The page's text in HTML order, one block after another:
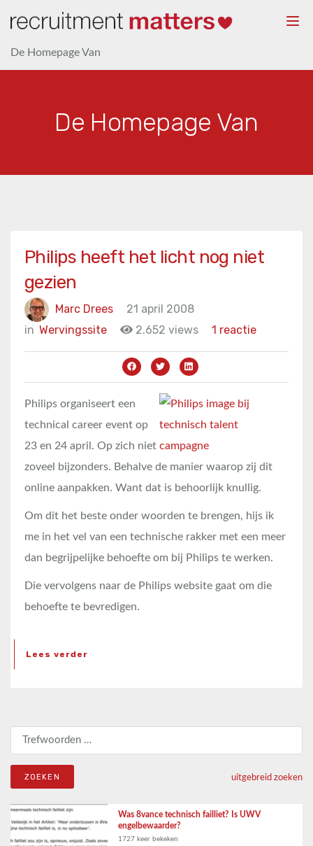
De Homepage Van
De Homepage Van
Philips heeft het licht nog niet
gezien
Marc Drees
21 april 2008
in Wervingssite 2.652 views 1 reactie
Philips organiseert een
technical career event op
23 en 24 april. Op zich niet
zoveel bijzonders. Behalve de manier waarop zij dit
online aanpakken. Want dat is behoorlijk knullig.
Om dit het beste onder woorden te brengen, hijs ik
me in het vel van een technische rakker met een meer
dan begrijpelijke behoefte om bij Philips te werken.
Die vervolgens naar de Philips website gaat om die
behoefte te bevredigen.
Lees verder
Zoeken naar:
uitgebreid zoeken
Was 8vance technisch failliet? Is UWV
engelbewaarder?
1727 keer bekeken